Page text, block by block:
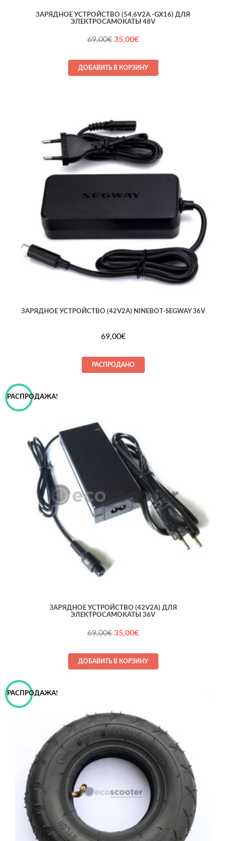
ЗАРЯДНОЕ УСТРОЙСТВО (54,6V2A -GX16) ДЛЯ
ЭЛЕКТРОСАМОКАТЫ 48V
69,00€ Первоначальная
составляла
69,00€.
35,00€Текущая
35,00€.
ДОБАВИТЬ В КОРЗИНУ
ЗАРЯДНОЕ УСТРОЙСТВО (42V2A) NINEBOT-SEGWAY 36V
69,00€
РАСПРОДАНО
РАСПРОДАЖА!
ЗАРЯДНОЕ УСТРОЙСТВО (42V2A) ДЛЯ
ЭЛЕКТРОСАМОКАТЫ 36V
69,00€ Первоначальная
составляла
69,00€.
35,00€Текущая
35,00€.
ДОБАВИТЬ В КОРЗИНУ
РАСПРОДАЖА!